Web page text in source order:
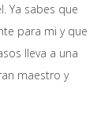
Ya sabes que
para mi y que
lleva a una
maestro y